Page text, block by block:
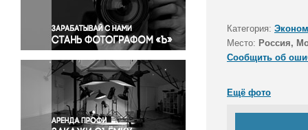
Правосудие
Происшествия и конфликты
Религия
Светская жизнь
Спорт
Экология
Экономика и бизнес
Категория:
Место: Россия,
Сообщить об
Ещё фото